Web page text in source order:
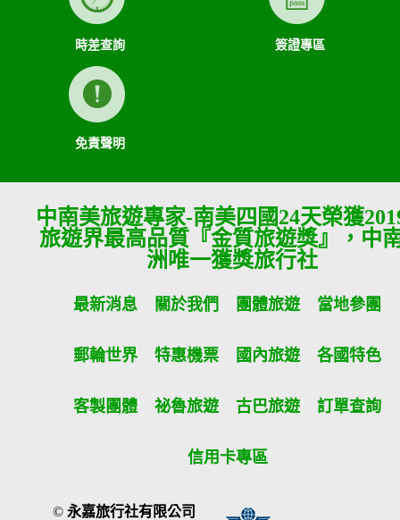
時差查詢 簽證專區
免責聲明
中南美旅遊專家-南美四國24天榮獲
旅遊界最高品質『金質旅遊獎』，中
洲唯一獲獎旅行社
最新消息 關於我們 團體旅遊 當地參團
郵輪世界 特惠機票 國內旅遊 各國特色
客製團體 祕魯旅遊 古巴旅遊 訂單查詢
信用卡專區
©永嘉旅行社有限公司